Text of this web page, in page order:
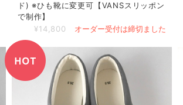
ド) ※ひも靴に変更可【VANSスリッポン
で制作】
¥14,800
オーダー受付は締切ました